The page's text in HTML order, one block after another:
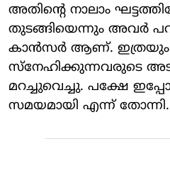
അതിന്‍റെ നാലാം
തുടങ്ങിയെന്നും അവര്‍
കാന്‍സര്‍ ആണ്. ഇത്രയും
സ്നേഹിക്കുന്നവരുടെ
മറച്ചുവെച്ചു. പക്ഷേ
സമയമായി എന്ന് തോന്നി.